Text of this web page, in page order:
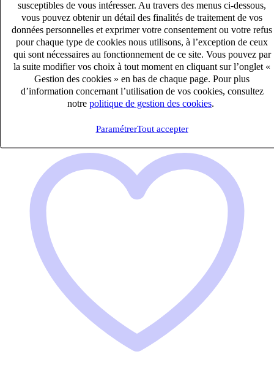
susceptibles de vous intéresser. Au travers des menus ci-dessous,
vous pouvez obtenir un détail des finalités de traitement de vos
données personnelles et exprimer votre consentement ou votre refus
pour chaque type de cookies nous utilisons, à l’exception de ceux
qui sont nécessaires au fonctionnement de ce site. Vous pouvez par
la suite modifier vos choix à tout moment en cliquant sur l’onglet «
Gestion des cookies » en bas de chaque page. Pour plus
d’information concernant l’utilisation de vos cookies, consultez
notre politique de gestion des cookies
ParamétrerTout accepter
Directeur d’EHPAD (H/F)
CDI
60k – 70k €
Asnières-sur-Seine, Hauts-de-Seine (92600)
Publié le 07/08/2026
Médical Paramédical Social Humanitaire